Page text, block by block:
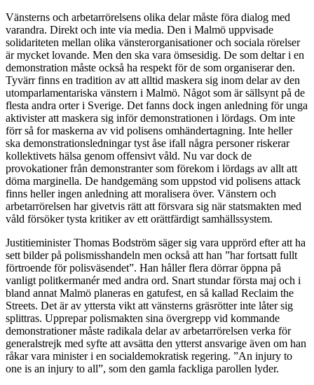
Vänsterns och arbetarrörelsens olika delar måste föra dialog med
varandra. Direkt och inte via media. Den i Malmö uppvisade
solidariteten mellan olika vänsterorganisationer och sociala rörelser
är mycket lovande. Men den ska vara ömsesidig. De som deltar i en
demonstration måste också ha respekt för de som organiserar den.
Tyvärr finns en tradition av att alltid maskera sig inom delar av den
utomparlamentariska vänstern i Malmö. Något som är sällsynt på de
flesta andra orter i Sverige. Det fanns dock ingen anledning för unga
aktivister att maskera sig inför demonstrationen i lördags. Om inte
förr så for maskerna av vid polisens omhändertagning. Inte heller
ska demonstrationsledningar tyst åse ifall några personer riskerar
kollektivets hälsa genom offensivt våld. Nu var dock de
provokationer från demonstranter som förekom i lördags av allt att
döma marginella. De handgemäng som uppstod vid polisens attack
finns heller ingen anledning att moralisera över. Vänstern och
arbetarrörelsen har givetvis rätt att försvara sig när statsmakten med
våld försöker tysta kritiker av ett orättfärdigt samhällssystem.
Justitieminister Thomas Bodström säger sig vara upprörd efter att ha
sett bilder på polismisshandeln men också att han ”har fortsatt fullt
förtroende för polisväsendet”. Han håller flera dörrar öppna på
vanligt politkermanér med andra ord. Snart stundar första maj och i
bland annat Malmö planeras en gatufest, en så kallad Reclaim the
Streets. Det är av yttersta vikt att vänsterns gräsrötter inte låter sig
splittras. Upprepar polismakten sina övergrepp vid kommande
demonstrationer måste radikala delar av arbetarrörelsen verka för
generalstrejk med syfte att avsätta den ytterst ansvarige även om han
råkar vara minister i en socialdemokratisk regering. ”An injury to
one is an injury to all”, som den gamla fackliga parollen lyder.